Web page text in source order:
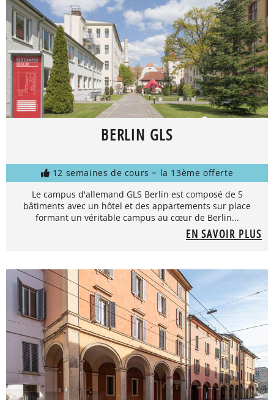
BERLIN GLS
12 semaines de cours = la 13ème offerte
Le campus d'allemand GLS Berlin est composé de 5
bâtiments avec un hôtel et des appartements sur place
formant un véritable campus au cœur de Berlin...
EN SAVOIR PLUS